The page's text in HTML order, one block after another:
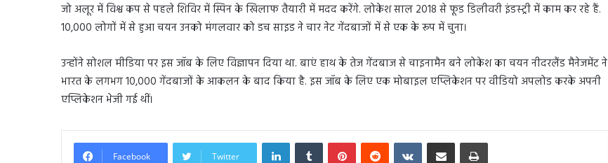
जो अलूर में विश्व कप से पहले शिविर में स्पिन के खिलाफ तैयारी में मदद करेंगे. लोकेश साल 2018 से फूड डिलीवरी इंडस्ट्री में काम कर रहे हैं.
10,000 लोगों में से हुआ चयन उनको मंगलवार को डच साइड ने चार नेट गेंदबाजों में से एक के रूप में चुना।
उन्होंने सोशल मीडिया पर इस जॉब के लिए विज्ञापन दिया था. बाएं हाथ के तेज गेंदबाज से चाइनामैन बने लोकेश का चयन नीदरलैंड मैनेजमेंट ने
भारत के लगभग 10,000 गेंदबाजों के आकलन के बाद किया है. इस जॉब के लिए एक मोबाइल एप्लिकेशन पर वीडियो अपलोड करके अपनी
एप्लिकेशन भेजी गई थीं।
Facebook Twitter
LinkedInTumblr PinterestReddit VKontakteShare via Email Print